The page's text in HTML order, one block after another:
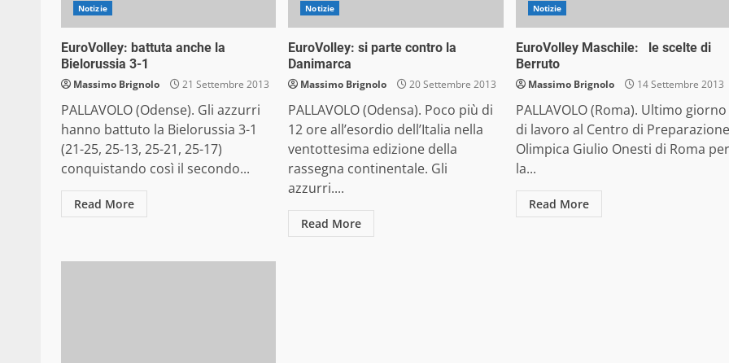
Notizie
EuroVolley: battuta anche la
Bielorussia 3-1
Massimo Brignolo 21 Settembre 2013
PALLAVOLO (Odense). Gli azzurri
hanno battuto la Bielorussia 3-1
(21-25, 25-13, 25-21, 25-17)
conquistando così il secondo...
Read More
Notizie
EuroVolley: si parte contro la
Danimarca
Massimo Brignolo 20 Settembre 2013
PALLAVOLO (Odensa). Poco più di
12 ore all’esordio dell’Italia nella
ventottesima edizione della
rassegna continentale. Gli
azzurri....
Read More
Notizie
EuroVolley Maschile: le scelte di
Berruto
Massimo Brignolo 14 Settembre 2013
PALLAVOLO (Roma). Ultimo giorno
di lavoro al Centro di Preparazione
Olimpica Giulio Onesti di Roma per
la...
Read More